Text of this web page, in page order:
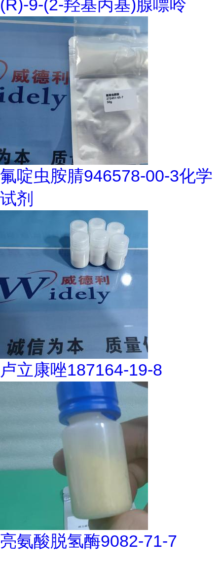
(R)-9-(2-羟基丙基)腺嘌呤
氟啶虫胺腈946578-00-3化学
试剂
卢立康唑187164-19-8
亮氨酸脱氢酶9082-71-7